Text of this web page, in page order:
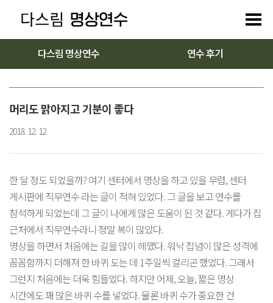
다스림 명상연수 연수 후기
머리도 맑아지고 기분이 좋다
2018. 12. 12
한 달 정도 되었을까? 여기 센터에서 명상을 하고 있을 무렵, 센터
게시판에 직무연수 라는 글이 적혀 있었다. 그 글을 보고 연수를
참석하게 되었는데 그 글이 나에게 많은 도움이 된 것 같다. 게다가 집
근처에서 직무연수라니 정말 복이 많았다.
명상을 하면서 처음에는 길을 많이 헤맸다. 워낙 잡념이 많은 성격에
꼼꼼함까지 더해져 한 바퀴 도는 데 1주일씩 걸리곤 했었다. 그래서
그런지 처음에는 더욱 힘들었다. 하지만 어제, 오늘, 짧은 명상
시간에도 꽤 많은 바퀴 수를 넣었다. 물론 바퀴 수가 중요한 건